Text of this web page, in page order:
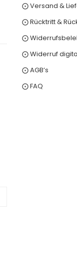
⨀ Versand &
⨀ Rücktritt &
⨀
⨀ Widerruf
⨀ AGB’s
⨀ FAQ